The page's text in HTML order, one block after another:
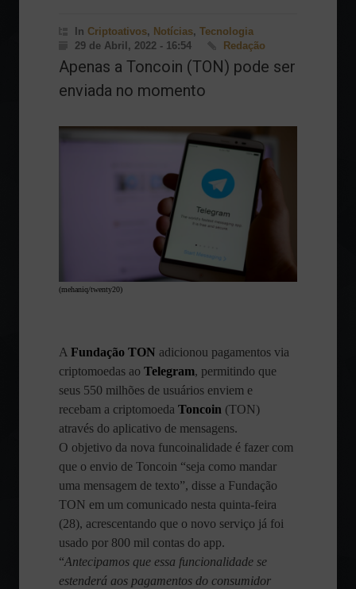
In Criptoativos, Notícias, Tecnologia
29 de Abril, 2022 - 16:54
Redação
Apenas a Toncoin (TON) pode ser
enviada no momento
(mehaniq/twenty20)
A Fundação TON adicionou pagamentos via
criptomoedas ao Telegram, permitindo que
seus 550 milhões de usuários enviem e
recebam a criptomoeda Toncoin (TON)
através do aplicativo de mensagens.
O objetivo da nova funcoinalidade é fazer com
que o envio de Toncoin “seja como mandar
uma mensagem de texto”, disse a Fundação
TON em um comunicado nesta quinta-feira
(28), acrescentando que o novo serviço já foi
usado por 800 mil contas do app.
“Antecipamos que essa funcionalidade se
estenderá aos pagamentos do consumidor